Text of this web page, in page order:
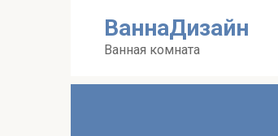
ВаннаДизайн
Ванная комната